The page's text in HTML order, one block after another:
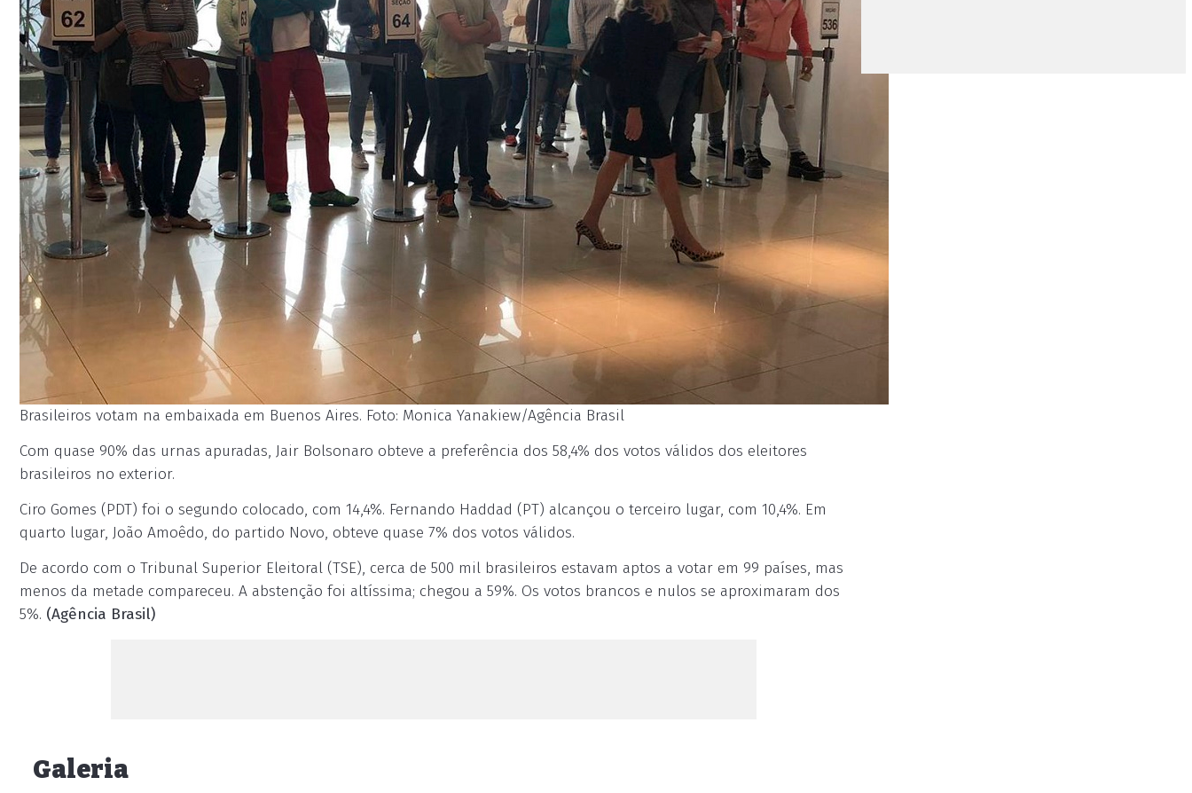
Brasileiros votam na embaixada em Buenos Aires. Foto: Monica Yanakiew/Agência Brasil
Com quase 90% das urnas apuradas, Jair Bolsonaro obteve a preferência dos 58,4% dos votos válidos dos eleitores
brasileiros no exterior.
Ciro Gomes (PDT) foi o segundo colocado, com 14,4%. Fernando Haddad (PT) alcançou o terceiro lugar, com 10,4%. Em
quarto lugar, João Amoêdo, do partido Novo, obteve quase 7% dos votos válidos.
De acordo com o Tribunal Superior Eleitoral (TSE), cerca de 500 mil brasileiros estavam aptos a votar em 99 países, mas
menos da metade compareceu. A abstenção foi altíssima; chegou a 59%. Os votos brancos e nulos se aproximaram dos
5%. (Agência Brasil)
Galeria